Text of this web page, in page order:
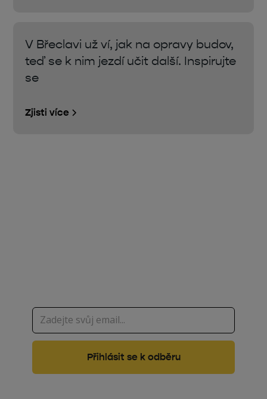
V Břeclavi už ví, jak na opravy budov,
teď se k nim jezdí učit další. Inspirujte
se
Zjisti více